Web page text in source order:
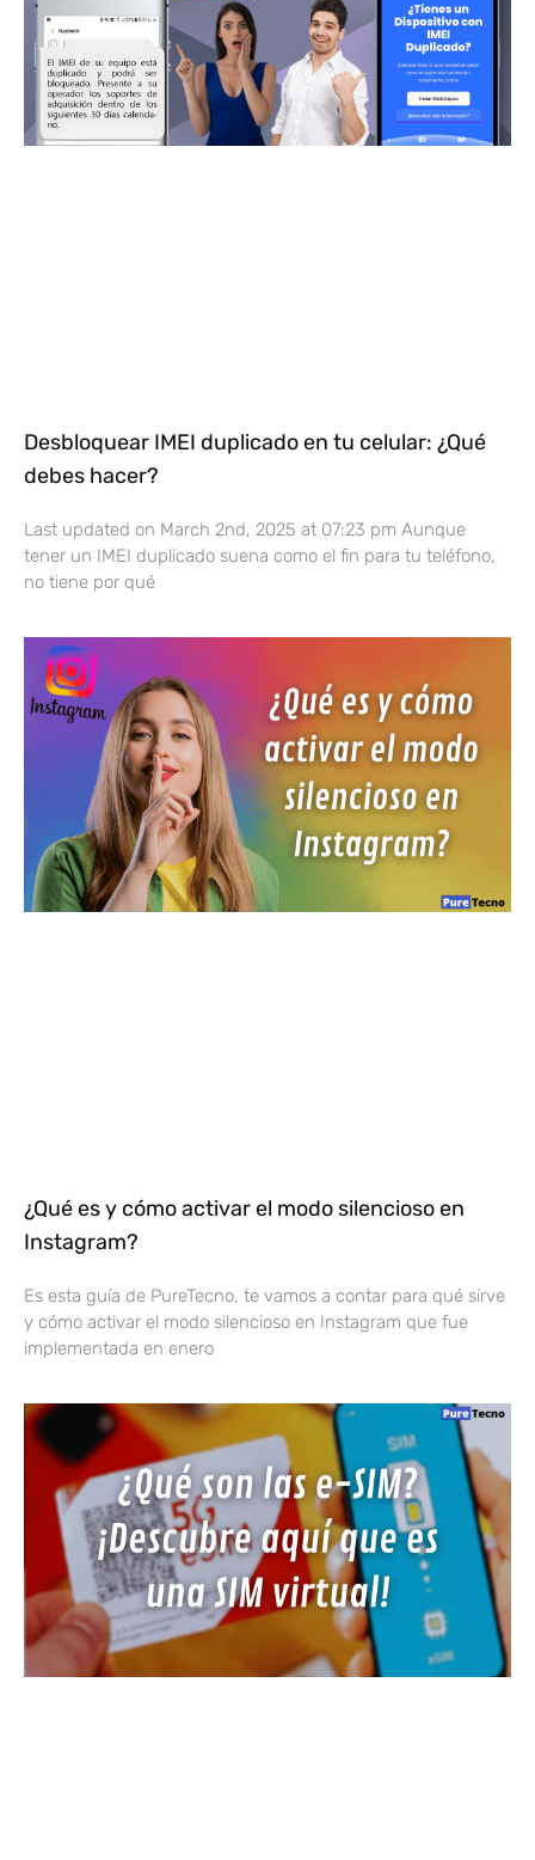
Desbloquear IMEI duplicado en tu celular: ¿Qué
debes hacer?
Last updated on March 2nd, 2025 at 07:23 pm Aunque
tener un IMEI duplicado suena como el fin para tu teléfono,
no tiene por qué
¿Qué es y cómo activar el modo silencioso en
Instagram?
Es esta guía de PureTecno, te vamos a contar para qué sirve
y cómo activar el modo silencioso en Instagram que fue
implementada en enero